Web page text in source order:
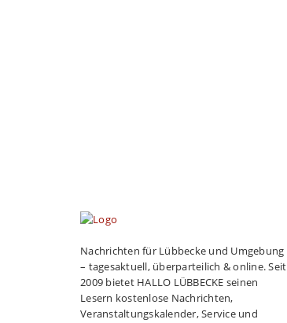
Nachrichten für Lübbecke und Umgebung
– tagesaktuell, überparteilich & online. Seit
2009 bietet HALLO LÜBBECKE seinen
Lesern kostenlose Nachrichten,
Veranstaltungskalender, Service und